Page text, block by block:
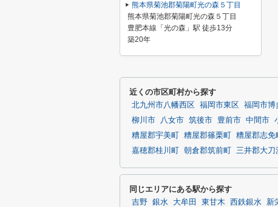
熊本県菊池郡菊陽町光の森５丁目
熊本県菊池郡菊陽町光の森５丁目
豊肥本線「光の森」駅 徒歩13分
築20年
近くの市区町村から探す
北九州市八幡西区 福岡市東区 福岡市博
柳川市
八女市 筑後市 豊前市 中間市
糟屋郡宇美町
糟屋郡篠栗町 糟屋郡志免
嘉穂郡桂川町
朝倉郡筑前町 三井郡大刀
同じエリアにある駅から探す
吉野 銀水 大牟田 東甘木 西鉄銀水 新